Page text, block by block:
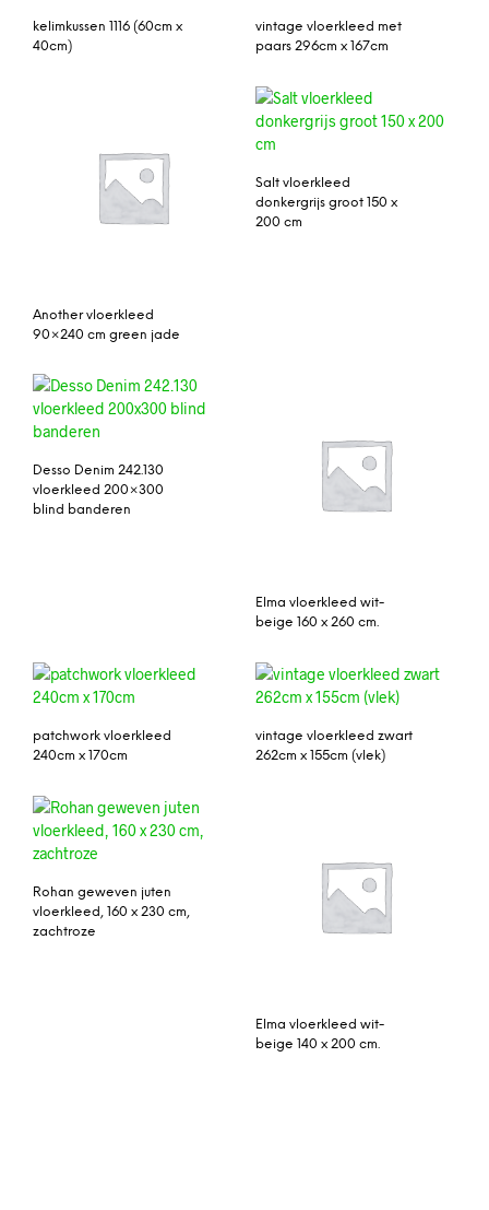
kelimkussen 1116 (60cm x
40cm)
vintage vloerkleed met
paars 296cm x 167cm
Another vloerkleed
90×240 cm green jade
Salt vloerkleed
donkergrijs groot 150 x
200 cm
Desso Denim 242.130
vloerkleed 200×300
blind banderen
Elma vloerkleed wit-
beige 160 x 260 cm.
patchwork vloerkleed
240cm x 170cm
vintage vloerkleed zwart
262cm x 155cm (vlek)
Rohan geweven juten
vloerkleed, 160 x 230 cm,
zachtroze
Elma vloerkleed wit-
beige 140 x 200 cm.